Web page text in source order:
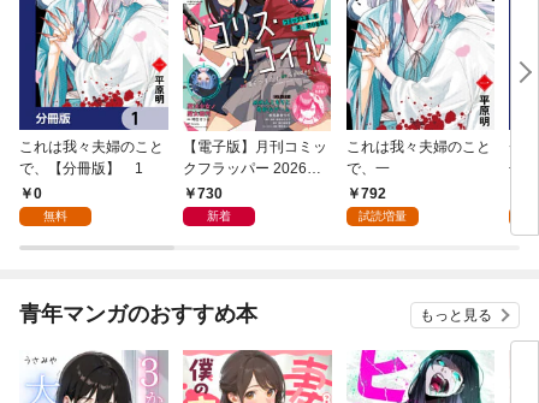
これは我々夫婦のこと
で、【分冊版】 1
0
無料
【電子版】月刊コミッ
クフラッパー 2026年9
月号730
新着
これは我々夫婦のこと
で、一
792
試読増量
チ
冊
青年マンガのおすすめ本 もっと見る